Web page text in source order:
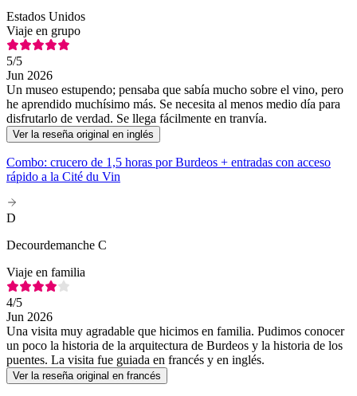
Estados Unidos
Viaje en grupo
5/5
Jun 2026
Un museo estupendo; pensaba que sabía mucho sobre el vino, pero
he aprendido muchísimo más. Se necesita al menos medio día para
disfrutarlo de verdad. Se llega fácilmente en tranvía.
Ver la reseña original en inglés
Combo: crucero de 1,5 horas por Burdeos + entradas con acceso
rápido a la Cité du Vin
D
Decourdemanche C
Viaje en familia
4/5
Jun 2026
Una visita muy agradable que hicimos en familia. Pudimos conocer
un poco la historia de la arquitectura de Burdeos y la historia de los
puentes. La visita fue guiada en francés y en inglés.
Ver la reseña original en francés